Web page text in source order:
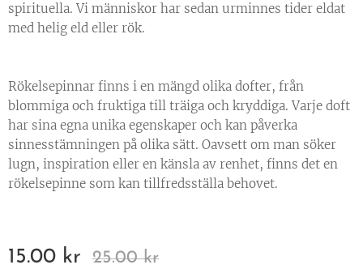
spirituella. Vi människor har sedan urminnes tider eldat
med helig eld eller rök.
Rökelsepinnar finns i en mängd olika dofter, från
blommiga och fruktiga till träiga och kryddiga. Varje doft
har sina egna unika egenskaper och kan påverka
sinnesstämningen på olika sätt. Oavsett om man söker
lugn, inspiration eller en känsla av renhet, finns det en
rökelsepinne som kan tillfredsställa behovet.
15.00 kr 25.00kr